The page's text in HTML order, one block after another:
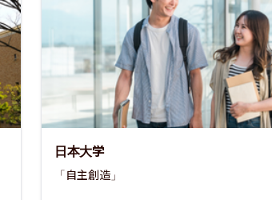
日本大学
「自主創造」